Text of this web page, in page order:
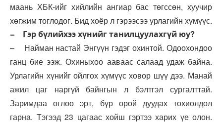
маань ХБК-ийг хийлийн ангиар бас төгссөн, хуучир
хөгжим тоглодог. Бид хоёр л гэрээсээ урлагийн хүмүүс.
– Гэр бүлийхээ хүнийг танилцуулахгүй юу?
– Найман настай Энгүүн гэдэг охинтой. Одоохондоо
ганц бие ээж. Охиныхоо ааваас салаад удаж байна.
Урлагийн хүнийг ойлгох хүмүүс ховор шүү дээ. Манай
ажил цаг наргүй байнгын л бэлтгэл сургалттай.
Заримдаа өглөө эрт, бүр орой дуудах тохиолдол
гарна. Тэгээд 23 цагаас хойш гэртээ харих үе олон.